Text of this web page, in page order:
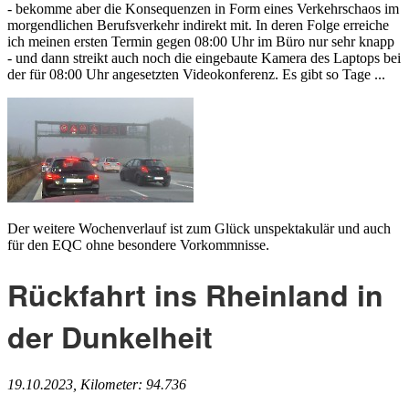
- bekomme aber die Konsequenzen in Form eines Verkehrschaos im
morgendlichen Berufsverkehr indirekt mit. In deren Folge erreiche
ich meinen ersten Termin gegen 08:00 Uhr im Büro nur sehr knapp
- und dann streikt auch noch die eingebaute Kamera des Laptops bei
der für 08:00 Uhr angesetzten Videokonferenz. Es gibt so Tage ...
Der weitere Wochenverlauf ist zum Glück unspektakulär und auch
für den EQC ohne besondere Vorkommnisse.
Rückfahrt ins Rheinland in
der Dunkelheit
19.10.2023, Kilometer: 94.736